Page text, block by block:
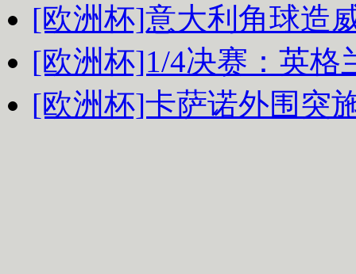
[欧洲杯]意大利角球造
[欧洲杯]1/4决赛：英格
[欧洲杯]卡萨诺外围突